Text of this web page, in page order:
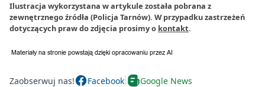
Ilustracja wykorzystana w artykule została pobrana z
zewnętrznego źródła (Policja Tarnów). W przypadku zastrzeżeń
dotyczących praw do zdjęcia prosimy o kontakt.
Zaobserwuj nas! Facebook Google News